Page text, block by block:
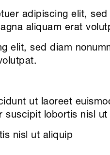
adipiscing elit,
aliquam erat
elit, sed diam
ut laoreet
suscipit lobortis nisl ut
nisl ut aliquip